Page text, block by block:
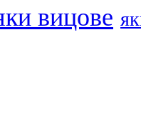
вицове